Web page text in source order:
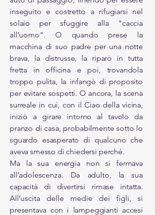
inseguito e costretto a rifugiarsi nel
solaio per sfuggire alla "caccia
all’uomo". O quando prese la
macchina di suo padre per una notte
brava, la distrusse, la riparò in tutta
fretta in officina e poi, trovandola
troppo pulita, la infangò di proposito
per evitare sospetti. O ancora, la scena
surreale in cui, con il Ciao della vicina,
iniziò a girare intorno al tavolo da
pranzo di casa, probabilmente sotto lo
sguardo esasperato di qualcuno che
aveva smesso di chiedersi perché.
Ma la sua energia non si fermava
all’adolescenza. Da adulto, la sua
capacità di divertirsi rimase intatta.
All’uscita delle medie dei figli, si
presentava con i lampeggianti accesi